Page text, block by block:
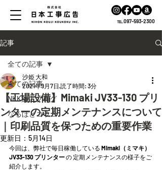
℡.097-593-2300
記事
全ての記事
NKK施工ブログ
なるほどコラム
全ての記事
【工場設備】Mimaki JV33-130 プリ
ンターの定期メンテナンスについて
｜印刷品質を保つための重要作業
沙姫 大和
2021年9月7日 読了時間: 3分
更新日： 5月14日
今回は、弊社で毎日稼働している Mimaki（ミマキ）
JV33-130 プリンター の 定期メンテナンスの様子をご
紹介します。